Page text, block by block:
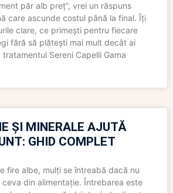
păr alb preț”, vrei un răspuns
care ascunde costul până la final. Îți
clare, ce primești pentru fiecare
fără să plătești mai mult decât ai
Sereni Capelli Gama
ȘI MINERALE AJUTĂ
GHID COMPLET
fire albe, mulți se întreabă dacă nu
din alimentație. Întrebarea este